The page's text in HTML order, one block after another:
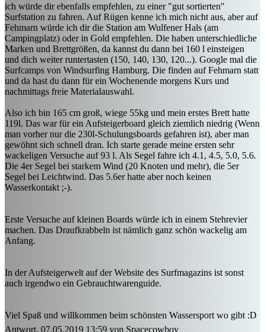
ich würde dir ebenfalls empfehlen, zu einer "gut sortierten"
Surfstation zu fahren. Auf Rügen kenne ich mich nicht aus, aber auf
Fehmarn würde ich dir die Station am Wulfener Hals (am
Campingplatz) oder in Gold empfehlen. Die haben unterschiedliche
Marken und Brettgrößen, da kannst du dann bei 160 l einsteigen
und dich weiter runtertasten (150, 140, 130, 120...). Google mal die
Surfcamps von Windsurfing Hamburg. Die finden auf Fehmarn statt
und da hast du dann für ein Wochenende morgens Kurs und
nachmittags freie Materialauswahl.
Also ich bin 165 cm groß, wiege 55kg und mein erstes Brett hatte
119l. Das war für ein Aufsteigerboard gleich ziemlich niedrig (Wenn
man vorher nur die 230l-Schulungsboards gefahren ist), aber man
gewöhnt sich schnell dran. Ich starte gerade meine ersten sehr
wackeligen Versuche auf 93 l. Als Segel fahre ich 4.1, 4.5, 5.0, 5.6.
Die 4er Segel bei starkem Wind (20 Knoten und mehr), die 5er
Segel bei Leichtwind. Das 5.6er hatte aber noch keinen
Wasserkontakt ;-).
Erste Versuche auf kleinen Boards würde ich in einem Stehrevier
machen. Das Draufkrabbeln ist nämlich ganz schön wackelig am
Anfang.
In der Aufsteigerwelt auf der Website des Surfmagazins ist sonst
auch irgendwo ein Gebrauchtwarenguide.
Viel Spaß und willkommen beim schönsten Wassersport wo gibt :D
Antwort, 07.05.2019 13:59 von Spacecowboy